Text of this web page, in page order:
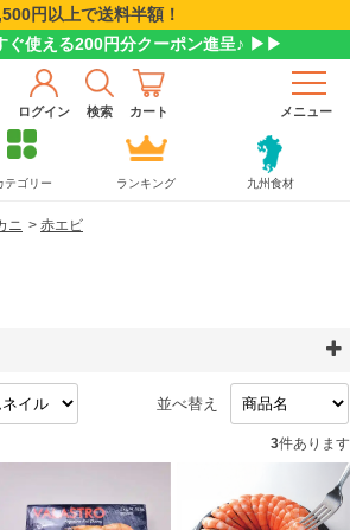
円以上で送料半額！
ぐ使える200円分クーポン進呈♪ ▶▶
ログイン 検索 カート メニュー
テゴリー ランキング 九州食材
ニ > 赤エビ
並べ替え
3件あります